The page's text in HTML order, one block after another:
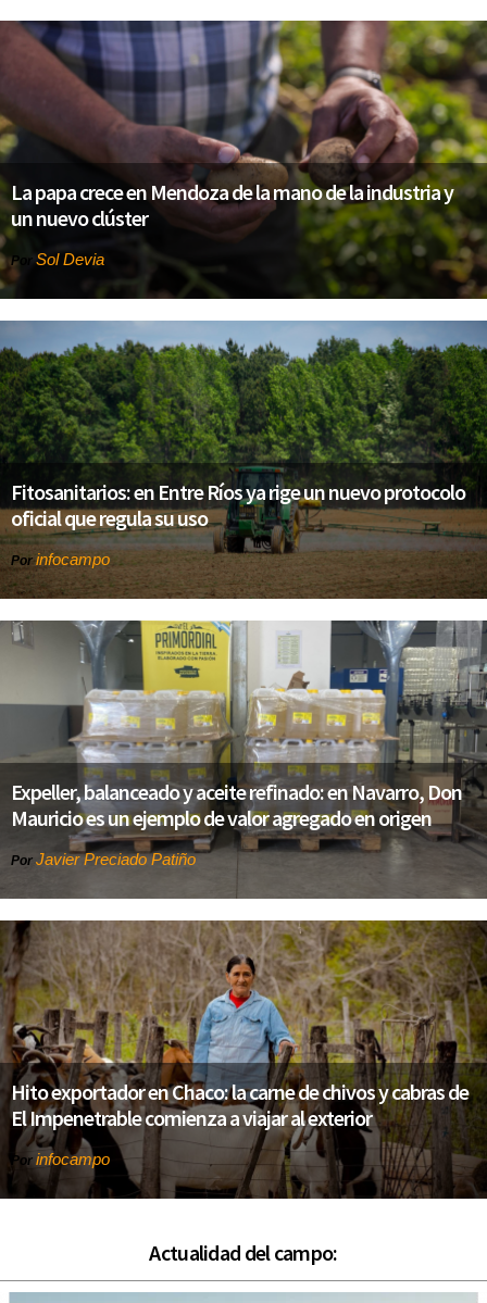
La papa crece en Mendoza de la mano de la industria y
un nuevo clúster
Por Sol Devia
Fitosanitarios: en Entre Ríos ya rige un nuevo protocolo
oficial que regula su uso
Porinfocampo
Expeller, balanceado y aceite refinado: en Navarro, Don
Mauricio es un ejemplo de valor agregado en origen
Por Javier Preciado Patiño
Hito exportador en Chaco: la carne de chivos y cabras de
El Impenetrable comienza a viajar al exterior
Por infocampo
Actualidad del campo: